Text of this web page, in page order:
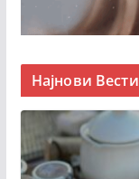
Најнови Вести